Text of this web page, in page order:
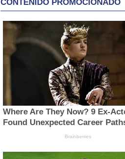
CONTENIDO PROMOCIONADO
Where Are They Now? 9 Ex-
Found Unexpected Career
Brainberries